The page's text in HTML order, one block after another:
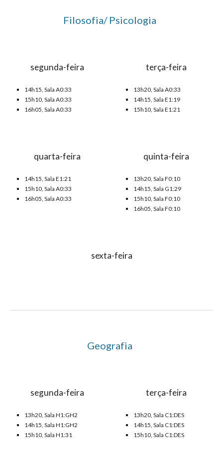
Filosofia/ Psicologia
segunda-feira
14h15, SalaA0:33
15h10, Sala A0:33
16h05, Sala A0:33
terça-feira
13h20, Sala A0:33
14h15, SalaE1:19
15h10, SalaE1:21
quarta-feira
14h15, Sala E1:21
15h10, Sala A0:33
16h05, Sala A0:33
quinta-feira
13h20, Sala F0:10
14h15, Sala G1:29
15h10, SalaF0:10
16h05, SalaF0:10
sexta-feira
Geografia
segunda-feira
13h20, SalaH1:GH2
14h15, Sala H1:GH2
15h10, Sala H1:31
terça-feira
13h20, Sala C1:DES
14h15, Sala C1:DES
15h10, Sala C1:DES